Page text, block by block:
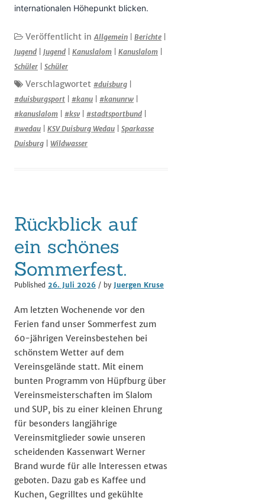
internationalen Höhepunkt blicken.
Veröffentlicht inAllgemein Berichte
Jugend
Jugend Kanuslalom Kanuslalom
Schüler
Schüler
Verschlagwortet #duisburg
#duisburgsport
#kanu #kanunrw
#kanuslalom
#ksv #stadtsportbund
#wedau
KSV Duisburg Wedau
Sparkasse
Duisburg
Wildwasser
Rückblick auf
ein schönes
Sommerfest.
Published 26. Juli 2026 / by Juergen Kruse
Am letzten Wochenende vor den
Ferien fand unser Sommerfest zum
60-jährigen Vereinsbestehen bei
schönstem Wetter auf dem
Vereinsgelände statt. Mit einem
bunten Programm von Hüpfburg über
Vereinsmeisterschaften im Slalom
und SUP, bis zu einer kleinen Ehrung
für besonders langjährige
Vereinsmitglieder sowie unseren
scheidenden Kassenwart Werner
Brand wurde für alle Interessen etwas
geboten. Dazu gab es Kaffee und
Kuchen, Gegrilltes und gekühlte